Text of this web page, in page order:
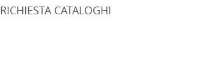
RICHIESTA CATALOGHI